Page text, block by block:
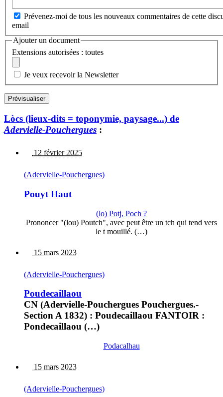
Prévenez-moi de tous les nouveaux commentaires de cette
email
Ajouter un document
Extensions autorisées : toutes
Je veux recevoir la Newsletter
Lòcs (lieux-dits = toponymie, paysage...) de
Adervielle-Pouchergues :
12 février 2025
(Adervielle-Pouchergues)
Pouyt Haut
(lo) Potj, Poch ?
Prononcer "(lou) Poutch", avec peut être un tch qui tend vers
le t mouillé. (…)
15 mars 2023
(Adervielle-Pouchergues)
Poudecaillaou
CN (Adervielle-Pouchergues Pouchergues.-
Section A 1832) : Poudecaillaou FANTOIR :
Pondecaillaou (…)
Podacalhau
15 mars 2023
(Adervielle-Pouchergues)